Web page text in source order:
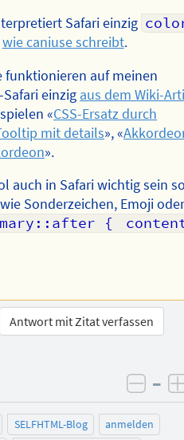
Safari einzig
wie caniuse schreibt.
funktionieren auf meinen
einzig aus dem Wiki-
«CSS-Ersatz durch
mit details», «
».
auch in Safari wichtig sein
Sonderzeichen, Emoji
{	content:
Antwort mit Zitat verfassen
–
SELFHTML-Blog
anmelden